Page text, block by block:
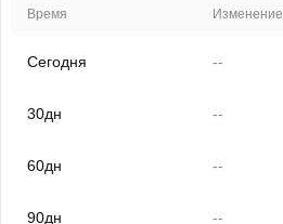
Время Изменение
Сегодня --
30дн --
60дн --
90дн --